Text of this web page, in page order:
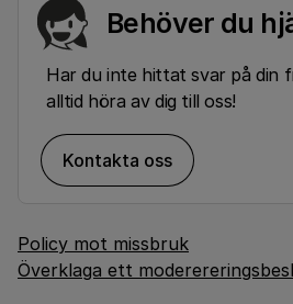
Behöver du
Har du inte hittat svar på din
alltid höra av dig till oss!
Kontakta oss
Policy mot missbruk
Överklaga ett